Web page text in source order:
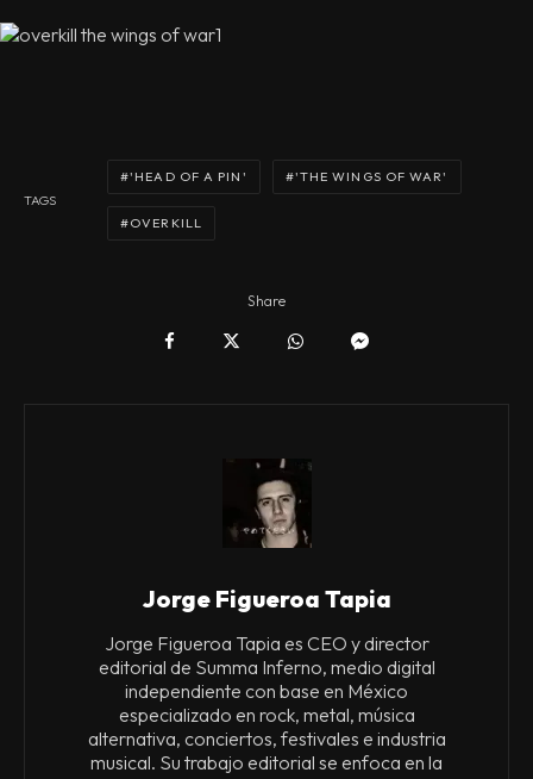
TAGS
'HEAD OF A PIN' 'THE WINGS OF WAR'
OVERKILL
Share
Jorge Figueroa Tapia
Jorge Figueroa Tapia es CEO y director
editorial de Summa Inferno, medio digital
independiente con base en México
especializado en rock, metal, música
alternativa, conciertos, festivales e industria
musical. Su trabajo editorial se enfoca en la